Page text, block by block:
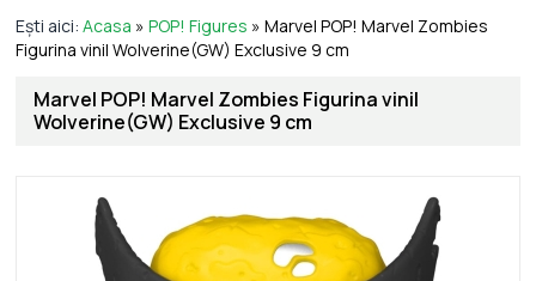
Ești aici:Acasa »POP! Figures »Marvel POP! Marvel Zombies
Figurina vinil Wolverine(GW) Exclusive 9 cm
Marvel POP! Marvel Zombies Figurina vinil
Wolverine(GW) Exclusive 9 cm